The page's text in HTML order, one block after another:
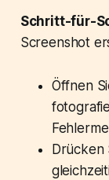
Schritt-für-
Screenshot
Öffnen
Drücken